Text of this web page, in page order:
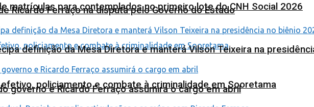
matrículas para contemplados no primeiro lote do CNH Social 2026
policiamento e combate à criminalidade em Sooretama
Ricardo Ferraço na disputa pelo Governo do Estado
definição da Mesa Diretora e manterá Vilson Teixeira na
governo e Ricardo Ferraço assumirá o cargo em abril